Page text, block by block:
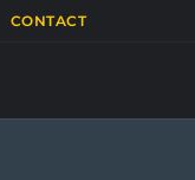
CONTACT